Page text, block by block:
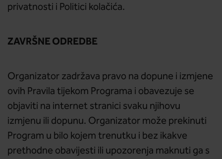
privatnosti i Politici kolačića.
ZAVRŠNE ODREDBE
Organizator zadržava pravo na dopune i izmjene
ovih Pravila tijekom Programa i obavezuje se
objaviti na internet stranici svaku njihovu
izmjenu ili dopunu. Organizator može prekinuti
Program u bilo kojem trenutku i bez ikakve
prethodne obavijesti ili upozorenja maknuti ga s